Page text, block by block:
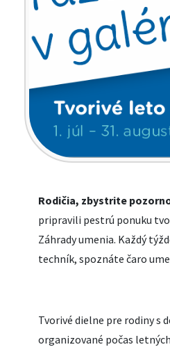
Rodičia, zbystrite
pripravili pestrú ponuku
Záhrady umenia. Každý
techník, spoznáte čaro
Tvorivé dielne pre rodiny s
organizované počas